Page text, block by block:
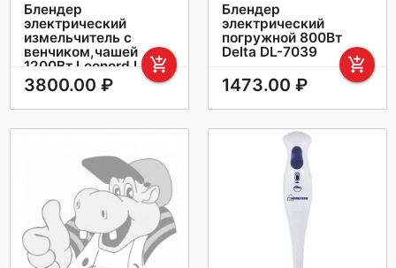
Блендер
электрический
измельчитель с
венчиком,чашей
1200Вт Leonord LE-
1743
add_shopping_cart
3800.00 ₽
Блендер
электрический
погружной 800Вт
Delta DL-7039
add_shopping_cart
1473.00 ₽